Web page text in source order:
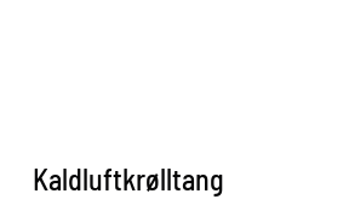
Kaldluftkrølltang